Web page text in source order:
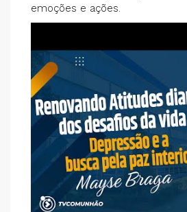
emoções e ações.